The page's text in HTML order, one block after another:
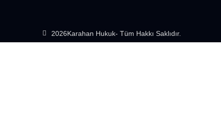
2026Karahan Hukuk- Tüm Hakkı Saklıdır.